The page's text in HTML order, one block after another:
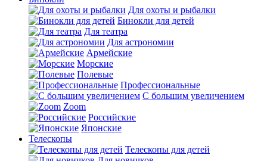
Для охоты и рыбалки
Бинокли для детей
Для театра
Для астрономии
Армейские
Морские
Полевые
Профессиональные
С большим увеличением
Zoom
Российские
Японские
Телескопы
Телескопы для детей